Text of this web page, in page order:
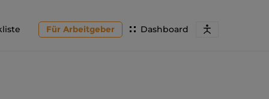
Dashboard
Für Arbeitgeber